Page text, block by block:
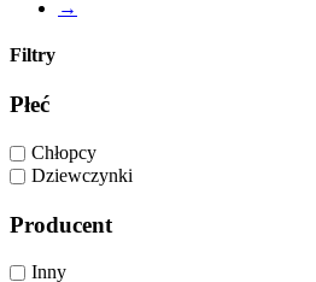
→
Filtry
Płeć
Chłopcy
Dziewczynki
Producent
Inny